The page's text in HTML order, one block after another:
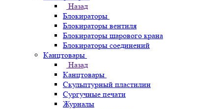
Назад
Блокираторы
Блокираторы вентиля
Блокираторы шарового крана
Блокираторы соединений
Канцтовары
Назад
Канцтовары
Скульптурный пластилин
Сургучные печати
Журналы